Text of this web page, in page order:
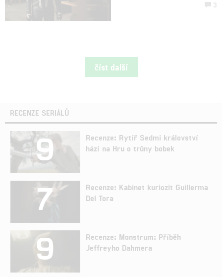
3
číst další
RECENZE SERIÁLŮ
9
Recenze: Rytíř Sedmi království
hází na Hru o trůny bobek
7
Recenze: Kabinet kuriozit Guillerma
Del Tora
9
Recenze: Monstrum: Příběh
Jeffreyho Dahmera